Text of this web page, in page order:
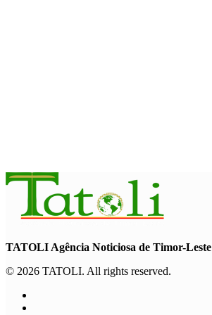
TATOLI Agência Noticiosa de Timor-Leste
© 2026 TATOLI. All rights reserved.